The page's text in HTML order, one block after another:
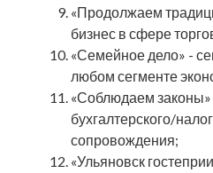
«Продолжаем
бизнес в сфере
«Семейное дело» -
любом сегменте
«Соблюдаем
бухгалтерского/
сопровождения;
«Ульяновск